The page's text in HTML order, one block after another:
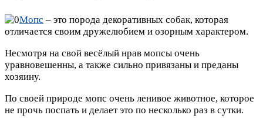
Мопс – это порода декоративных собак, которая
отличается своим дружелюбием и озорным характером.
Несмотря на свой весёлый нрав мопсы очень
уравновешенны, а также сильно привязаны и преданы
хозяину.
По своей природе мопс очень ленивое животное, которое
не прочь поспать и делает это по несколько раз в сутки.